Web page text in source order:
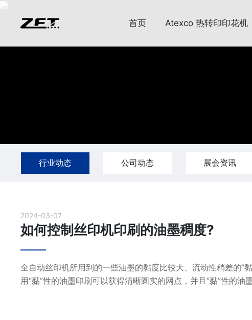
首页 Atexco 热转印印花机
行业动态 公司动态 展会资讯
2024-03-07
如何控制丝印机印刷的油墨稠度?
全自动丝印机所用到的一些油墨的黏度比较大、流动性稍差的“
用“黏”性的油墨印刷可以获得清晰圆实的网点，并且“黏”性的